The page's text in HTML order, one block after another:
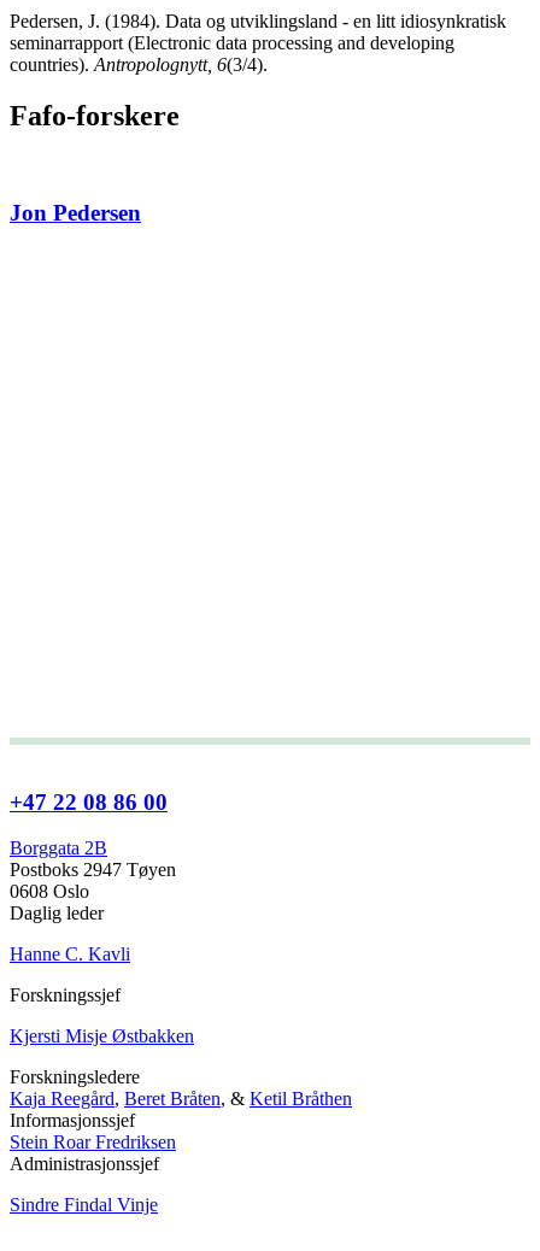
Pedersen, J. (1984). Data og utviklingsland - en litt idiosynkratisk
seminarrapport (Electronic data processing and developing
countries). Antropolognytt, 6(3/4).
Fafo-forskere
Jon Pedersen
+47 22 08 86 00
Borggata 2B
Postboks 2947 Tøyen
0608 Oslo
Daglig leder
Hanne C. Kavli
Forskningssjef
Kjersti Misje Østbakken
Forskningsledere
Kaja Reegård, Beret Bråten, & Ketil Bråthen
Informasjonssjef
Stein Roar Fredriksen
Administrasjonssjef
Sindre Findal Vinje